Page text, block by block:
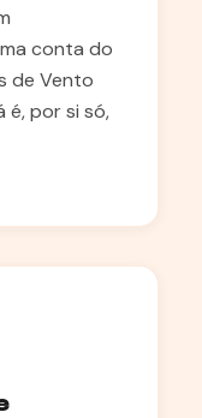
conta do
de Vento
é, por si só,